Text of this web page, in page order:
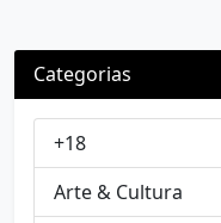
Categorias
+18
Arte & Cultura